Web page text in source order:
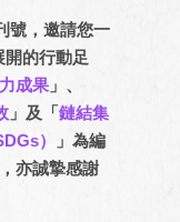
號，邀請您一
開的行動足
成果」、
」及「鏈結集
）
」為編
亦誠摯感謝